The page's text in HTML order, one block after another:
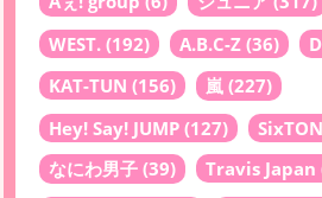
WEST. (192) A.B.C-Z (36)
KAT-TUN (156) 嵐 (227)
Hey! Say! JUMP (127)
なにわ男子 (39) Travis Japan